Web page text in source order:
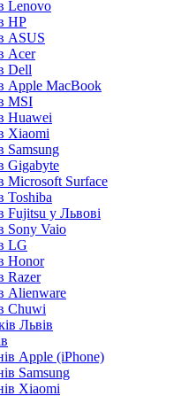
Lenovo
HP
ASUS
Acer
Dell
Apple MacBook
MSI
Huawei
Xiaomi
Samsung
Gigabyte
Microsoft Surface
Toshiba
Fujitsu у Львові
Sony Vaio
LG
Honor
Razer
Alienware
Chuwi
Львів
Apple (iPhone)
Samsung
Xiaomi